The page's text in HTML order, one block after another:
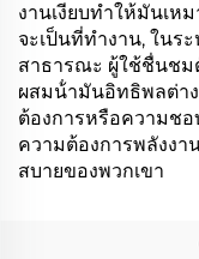
งานเงียบทําให้มันเห
จะเป็นที่ทํางาน, ในร
สาธารณะ ผู้ใช้ชื่นชม
ผสมน้ํามันอิทธิพลต่า
ต้องการหรือความชอ
ความต้องการพลังงา
สบายของพวกเขา